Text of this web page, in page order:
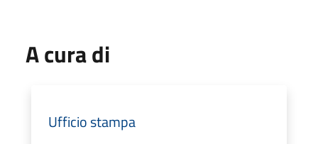
A cura di
Ufficio stampa